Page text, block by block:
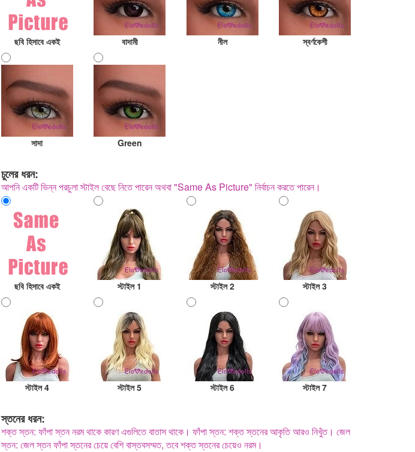
ছবি হিসাবে একই বাদামী নীল স্বর্ণকেশী
সাদা Green
চুলের ধরন:
আপনি একটি ভিন্ন পরচুলা স্টাইল বেছে নিতে পারেন অথবা "Same As Picture" নির্বাচন করতে পারেন।
ছবি হিসাবে একই স্টাইল 1 স্টাইল 2 স্টাইল 3
স্টাইল 4 স্টাইল 5 স্টাইল 6 স্টাইল 7
স্তনের ধরন:
শক্ত স্তন: ফাঁপা স্তন নরম থাকে কারণ এগুলিতে বাতাস থাকে। ফাঁপা স্তন: শক্ত স্তনের আকৃতি আরও নিখুঁত। জেল
স্তন: জেল স্তন ফাঁপা স্তনের চেয়ে বেশি বাস্তবসম্মত, তবে শক্ত স্তনের চেয়েও নরম।